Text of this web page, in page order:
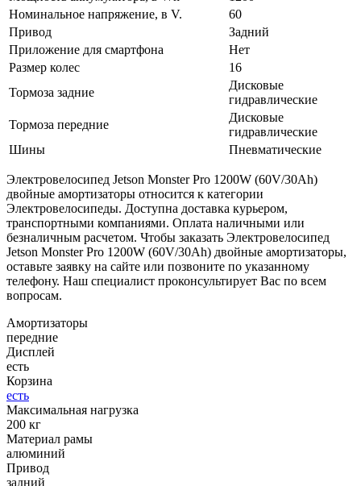
Номинальное напряжение, в V.
60
Привод
Задний
Приложение для смартфона
Нет
Размер колес
16
Тормоза задние
Дисковые
гидравлические
Тормоза передние
Дисковые
гидравлические
Шины
Пневматические
Электровелосипед Jetson Monster Pro 1200W (60V/30Ah)
двойные амортизаторы относится к категории
Электровелосипеды. Доступна доставка курьером,
транспортными компаниями. Оплата наличными или
безналичным расчетом. Чтобы заказать Электровелосипед
Jetson Monster Pro 1200W (60V/30Ah) двойные амортизаторы,
оставьте заявку на сайте или позвоните по указанному
телефону. Наш специалист проконсультирует Вас по всем
вопросам.
Амортизаторы
передние
Дисплей
есть
Корзина
есть
Максимальная нагрузка
200 кг
Материал рамы
алюминий
Привод
задний